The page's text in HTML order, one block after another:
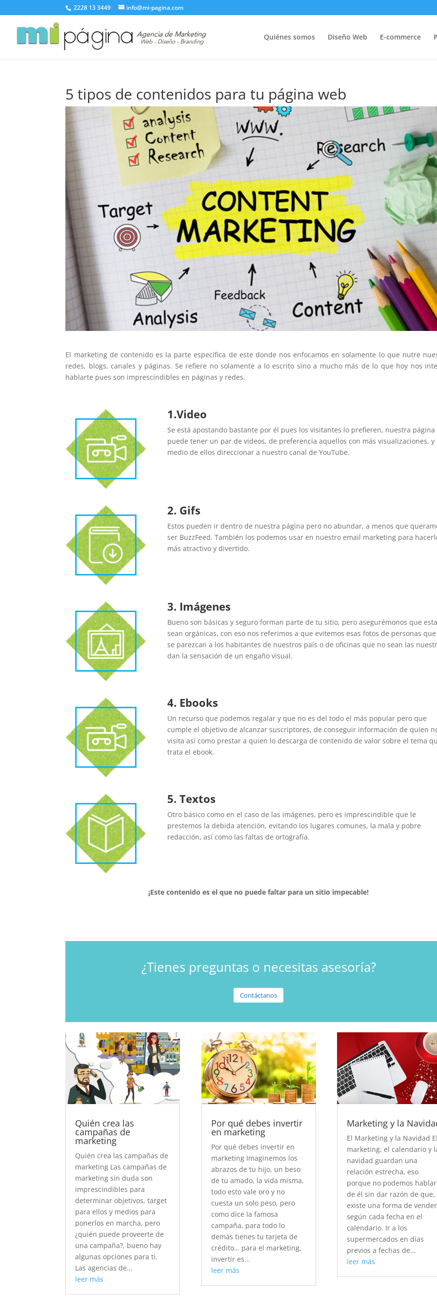
2228 13 3449 info@mi-pagina.com
Quiénes somos Diseño Web E-commerce
5 tipos de contenidos para tu página web
El marketing de contenido es la parte específica de este donde nos enfocamos en solamente lo que nutre
redes, blogs, canales y páginas. Se refiere no solamente a lo escrito sino a mucho más de lo que hoy nos
hablarte pues son imprescindibles en páginas y redes.
1.Video
Se está apostando bastante por él pues los visitantes lo prefieren, nuestra página
puede tener un par de videos, de preferencia aquellos con más visualizaciones, y
medio de ellos direccionar a nuestro canal de YouTube.
2. Gifs
Estos pueden ir dentro de nuestra página pero no abundar, a menos que
ser BuzzFeed. También los podemos usar en nuestro email marketing para
más atractivo y divertido.
3. Imágenes
Bueno son básicas y seguro forman parte de tu sitio, pero asegurémonos que
sean orgánicas, con eso nos referimos a que evitemos esas fotos de personas
se parezcan a los habitantes de nuestros país o de oficinas que no sean las
dan la sensación de un engaño visual.
4. Ebooks
Un recurso que podemos regalar y que no es del todo el más popular pero que
cumple el objetivo de alcanzar suscriptores, de conseguir información de quien
visita así como prestar a quien lo descarga de contenido de valor sobre el tema
trata el ebook.
5. Textos
Otro básico como en el caso de las imágenes, pero es imprescindible que le
prestemos la debida atención, evitando los lugares comunes, la mala y pobre
redacción, así como las faltas de ortografía.
¡Este contenido es el que no puede faltar para un sitio impecable!
¿Tienes preguntas o necesitas asesoría?
Contáctanos
Quién crea las
campañas de
marketing
Quién crea las campañas de
marketing Las campañas de
marketing sin duda son
imprescindibles para
determinar objetivos, target
para ellos y medios para
ponerlos en marcha, pero
¿quién puede proveerte de
una campaña?, bueno hay
algunas opciones para ti.
Las agencias de...
leer más
Por qué debes invertir
en marketing
Por qué debes invertir en
marketing Imaginemos los
abrazos de tu hijo, un beso
de tu amado, la vida misma,
todo esto vale oro y no
cuesta un solo peso, pero
como dice la famosa
campaña, para todo lo
demás tienes tu tarjeta de
crédito… para el marketing,
invertir es...
leer más
Marketing y la
El Marketing y la Navidad El
marketing, el calendario y
navidad guardan una
relación estrecha, eso
porque no podemos hablar
de él sin dar razón de que,
existe una forma de vender
según cada fecha en el
calendario. Ir a los
supermercados en días
previos a fechas de...
leer más